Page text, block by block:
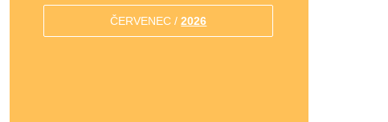
ČERVENEC /2026